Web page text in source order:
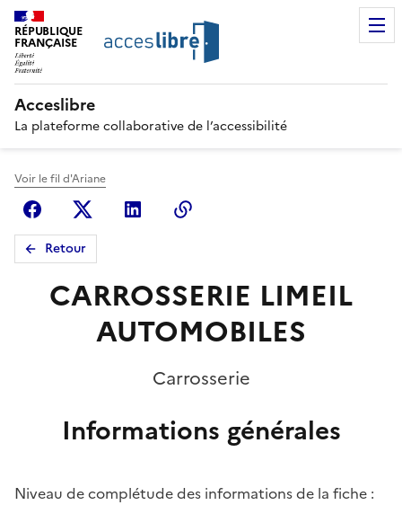
RÉPUBLIQUE
FRANÇAISE
Acceslibre
La plateforme collaborative de l’accessibilité
Voir le fil d'Ariane
FacebookX (anciennement Twitter)
Linkedin
Retour
CARROSSERIE LIMEIL
AUTOMOBILES
Carrosserie
Informations générales
Niveau de complétude des informations de la fiche :